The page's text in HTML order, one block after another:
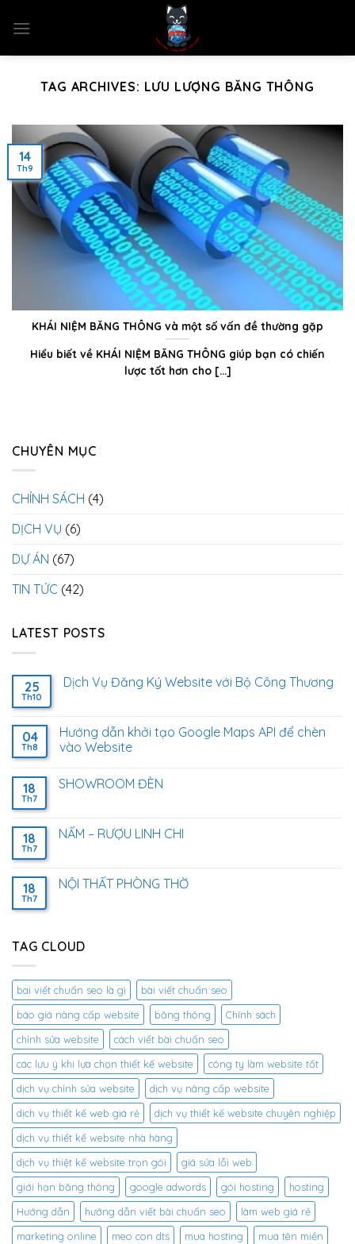
TAG ARCHIVES: LƯU LƯỢNG BĂNG THÔNG
KHÁI NIỆM BĂNG THÔNG và một số vấn đề thường gặp
Hiểu biết về KHÁI NIỆM BĂNG THÔNG giúp bạn có chiến
lược tốt hơn cho [...]
14
Th9
CHUYÊN MỤC
CHÍNH SÁCH (4)
DỊCH VỤ (6)
DỰ ÁN (67)
TIN TỨC (42)
LATEST POSTS
25
Th10
Dịch Vụ Đăng Ký Website với Bộ Công Thương
04
Th8
Hướng dẫn khởi tạo Google Maps API để chèn
vào Website
18
Th7
SHOWROOM ĐÈN
18
Th7
NẤM – RƯỢU LINH CHI
18
Th7
NỘI THẤT PHÒNG THỜ
TAG CLOUD
bai viết chuẩn seo là gì
bài viết chuẩn seo
báo giá nâng cấp website
băng thông
Chính sách
chỉnh sửa website
cách viết bài chuẩn seo
các lưu ý khi lựa chọn thiết kế website
công ty làm website tốt
dịch vụ chỉnh sửa website
dịch vụ nâng cấp website
dịch vụ thiết kế web giá rẻ
dịch vụ thiết kế website chuyên nghiệp
dịch vụ thiết kế website nhà hàng
dịch vụ thiệt kế website trọn gói
giá sửa lỗi web
giới hạn băng thông
google adwords gói hosting
hosting
Hướng dẫn
hướng dẫn viết bài chuẩn seo
làm web giá rẻ
marketing online
meo con dts mua hosting
mua tên miền